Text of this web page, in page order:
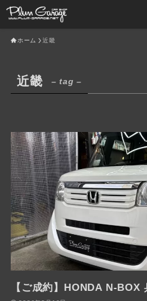
ホーム 近畿
近畿 – tag –
【ご成約】HONDA N-BOX